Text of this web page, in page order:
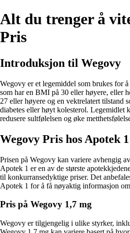
Alt du trenger å
Pris
Introduksjon til Wegovy
Wegovy er et legemiddel som brukes for
som har en BMI på 30 eller høyere, eller
27 eller høyere og en vektrelatert tilstand
diabetes eller høyt kolesterol. Legemidlet
redusere sultfølelsen og øke
Wegovy Pris hos Apotek 1
Prisen på Wegovy kan variere avhengig
Apotek 1 er en av de største
til konkurransedyktige priser. Det
Apotek 1 for å få nøyaktig informasjon
Pris på Wegovy 1,7 mg
Wegovy er tilgjengelig i ulike styrker,